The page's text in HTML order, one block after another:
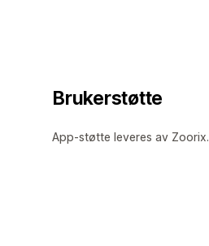
Brukerstøtte
App-støtte leveres av Zoorix.